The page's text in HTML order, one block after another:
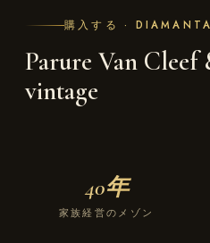
購入する ·
Parure Van
vintage
40年
家族経営のメゾン